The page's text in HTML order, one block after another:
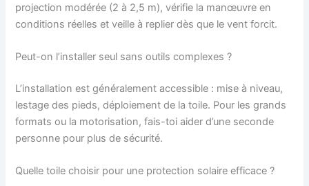
projection modérée (2 à 2,5 m), vérifie la manœuvre en
conditions réelles et veille à replier dès que le vent forcit.
Peut-on l’installer seul sans outils complexes ?
L’installation est généralement accessible : mise à niveau,
lestage des pieds, déploiement de la toile. Pour les grands
formats ou la motorisation, fais-toi aider d’une seconde
personne pour plus de sécurité.
Quelle toile choisir pour une protection solaire efficace ?